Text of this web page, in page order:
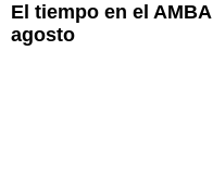
El tiempo en el
agosto